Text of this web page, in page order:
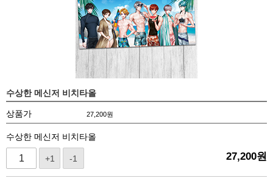
수상한 메신저 비치타올
상품가 27,200원
수상한 메신저 비치타올
+1 -1 27,200원